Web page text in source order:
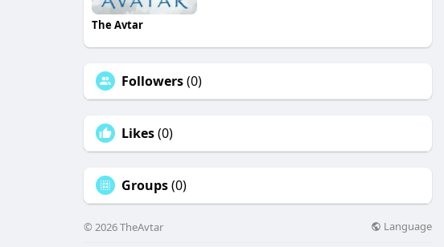
The Avtar
Followers(0)
Likes(0)
Groups(0)
© 2026 TheAvtar Language